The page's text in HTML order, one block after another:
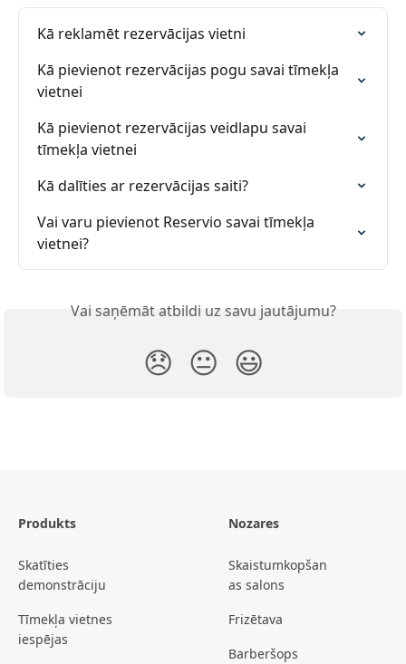
Kā reklamēt rezervācijas vietni
Kā pievienot rezervācijas pogu savai tīmekļa
vietnei
Kā pievienot rezervācijas veidlapu savai
tīmekļa vietnei
Kā dalīties ar rezervācijas saiti?
Vai varu pievienot Reservio savai tīmekļa
vietnei?
Vai saņēmāt atbildi uz savu jautājumu?
😞 😐 😃
Produkts
Skatīties
demonstrāciju
Tīmekļa vietnes
iespējas
Nozares
Skaistumkopšan
as salons
Frizētava
Barberšops